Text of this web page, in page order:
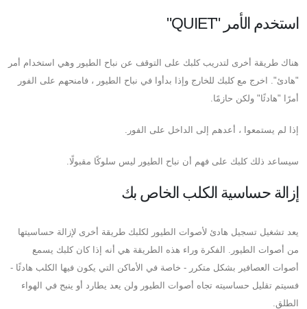
استخدم الأمر "QUIET"
هناك طريقة أخرى لتدريب كلبك على التوقف عن نباح الطيور وهي استخدام أمر
"هادئ". اخرج مع كلبك للخارج وإذا بدأوا في نباح الطيور ، فامنحهم على الفور
أمرًا "هادئًا" ولكن حازمًا.
إذا لم يستمعوا ، أعدهم إلى الداخل على الفور.
سيساعد ذلك كلبك على فهم أن نباح الطيور ليس سلوكًا مقبولًا.
إزالة حساسية الكلب الخاص بك
يعد تشغيل تسجيل هادئ لأصوات الطيور لكلبك طريقة أخرى لإزالة حساسيتها
من أصوات الطيور. الفكرة وراء هذه الطريقة هي أنه إذا كان كلبك يسمع
أصوات العصافير بشكل متكرر - خاصة في الأماكن التي يكون فيها الكلب هادئًا -
فسيتم تقليل حساسيته تجاه أصوات الطيور ولن يعد يطارد أو ينبح في الهواء
الطلق.